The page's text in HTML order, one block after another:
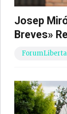
Josep
Breves»